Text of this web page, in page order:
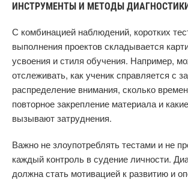
ИНСТРУМЕНТЫ И МЕТОДЫ
С комбинацией наблюдений, коротких
выполнения проектов складывается
усвоения и стиля обучения. Например,
отслеживать, как ученик справляется с
распределение внимания, сколько
повторное закрепление материала и
вызывают затруднения.
Важно не злоупотреблять тестами и не
каждый контроль в судение личности.
должна стать мотивацией к развитию и